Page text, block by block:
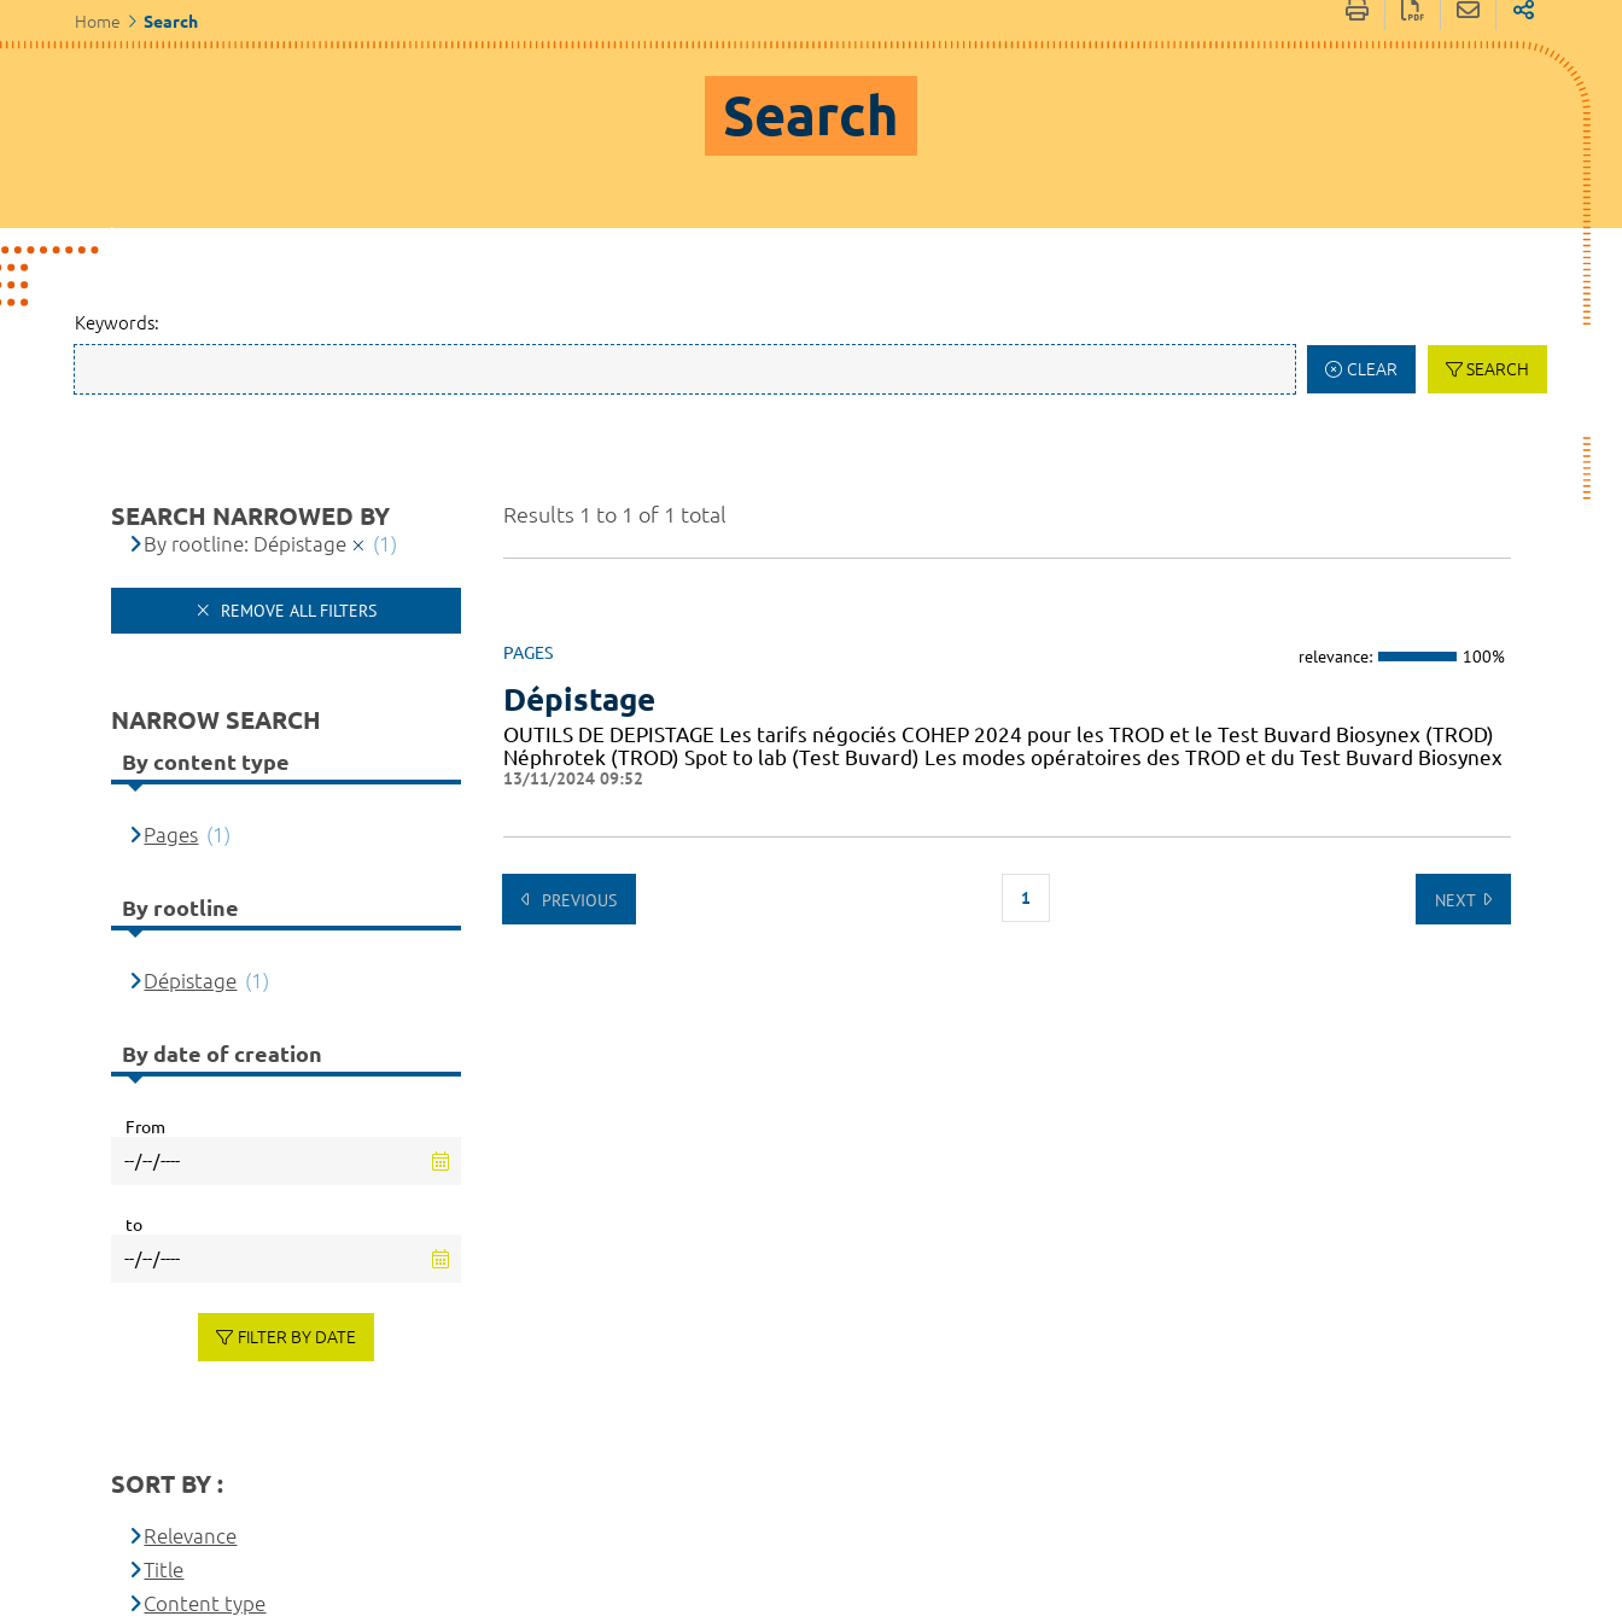
Home Search
Search
Keywords:
CLEAR SEARCH
Results 1 to 1 of 1 total
PAGES relevance: 100%
Dépistage
OUTILS DE DEPISTAGE Les tarifs négociés COHEP 2024 pour les TROD et le Test Buvard Biosynex (TROD)
Néphrotek (TROD) Spot to lab (Test Buvard) Les modes opératoires des TROD et du Test Buvard Biosynex
13/11/2024 09:52
PREVIOUS 1 NEXT
SEARCH NARROWED BY
By rootline: Dépistage (1)
REMOVE ALL FILTERS
NARROW SEARCH
By content type
Pages (1)
By rootline
Dépistage (1)
By date of creation
From
to
FILTER BY DATE
SORT BY :
Relevance
Title
Content type